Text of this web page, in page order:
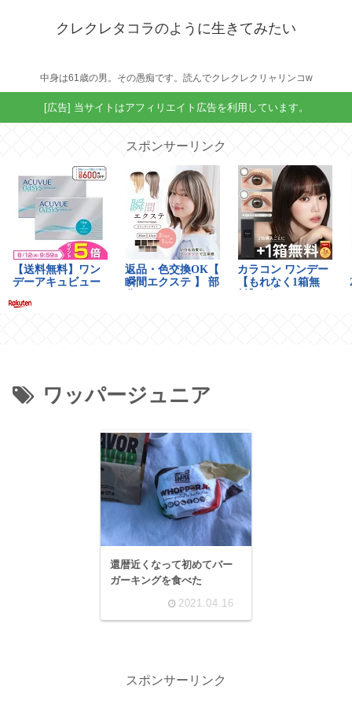
クレクレタコラのように生きてみたい
中身は61歳の男。その愚痴です。読んでクレクレクリャリンコw
[広告] 当サイトはアフィリエイト広告を利用しています。
スポンサーリンク
ワッパージュニア
還暦近くなって初めてバー
ガーキングを食べた
2021.04.16
スポンサーリンク